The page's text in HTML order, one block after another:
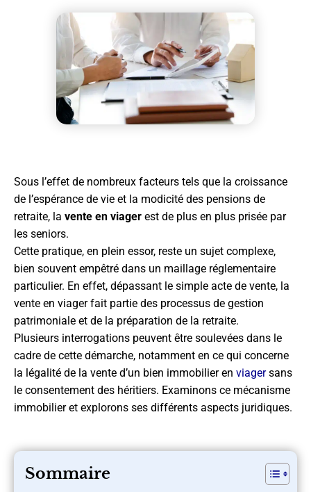
Sous l’effet de nombreux facteurs tels que la croissance
de l’espérance de vie et la modicité des pensions de
retraite, la vente en viager est de plus en plus prisée par
les seniors.
Cette pratique, en plein essor, reste un sujet complexe,
bien souvent empêtré dans un maillage réglementaire
particulier. En effet, dépassant le simple acte de vente, la
vente en viager fait partie des processus de gestion
patrimoniale et de la préparation de la retraite.
Plusieurs interrogations peuvent être soulevées dans le
cadre de cette démarche, notamment en ce qui concerne
la légalité de la vente d’un bien immobilier en viagersans
le consentement des héritiers. Examinons ce mécanisme
immobilier et explorons ses différents aspects juridiques.
Sommaire